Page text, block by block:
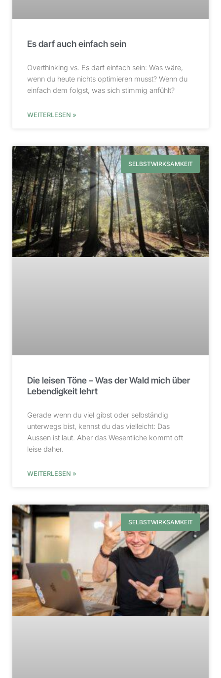
Es darf auch einfach sein
Overthinking vs. Es darf einfach sein: Was wäre,
wenn du heute nichts optimieren musst? Wenn du
einfach dem folgst, was sich stimmig anfühlt?
WEITERLESEN »
SELBSTWIRKSAMKEIT
Die leisen Töne – Was der Wald mich über
Lebendigkeit lehrt
Gerade wenn du viel gibst oder selbständig
unterwegs bist, kennst du das vielleicht: Das
Aussen ist laut. Aber das Wesentliche kommt oft
leise daher.
WEITERLESEN »
SELBSTWIRKSAMKEIT